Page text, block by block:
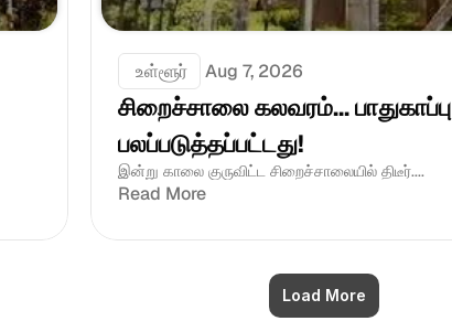
உள்ளூர் Aug 7, 2026
சிறைச்சாலை கலவரம்... பாதுகாப்பு
பலப்படுத்தப்பட்டது!
இன்று காலை குருவிட்ட சிறைச்சாலையில் திடீர்....
Read More
Load More